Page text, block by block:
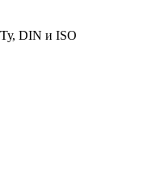
DIN и ISO